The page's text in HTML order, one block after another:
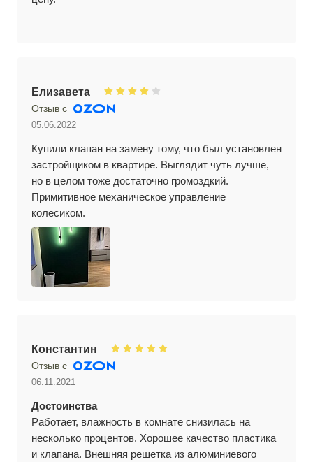
Елизавета
Отзыв с
05.06.2022
Купили клапан на замену тому, что был установлен
застройщиком в квартире. Выглядит чуть лучше,
но в целом тоже достаточно громоздкий.
Примитивное механическое управление
колесиком.
Константин
Отзыв с
06.11.2021
Достоинства
Работает, влажность в комнате снизилась на
несколько процентов. Хорошее качество пластика
и клапана. Внешняя решетка из алюминиевого